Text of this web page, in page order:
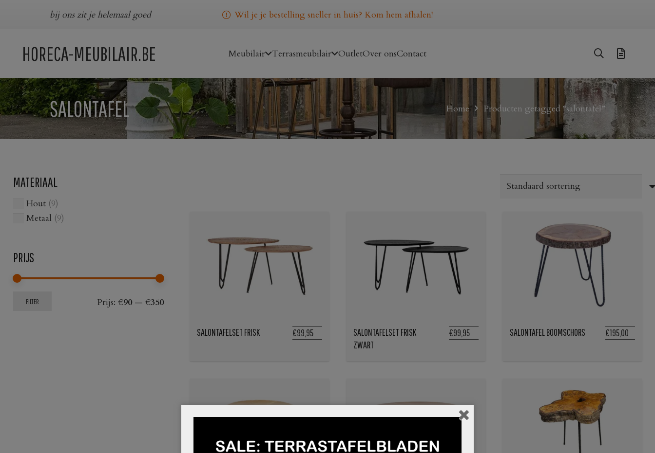
bij ons zit je helemaal goed Wil je je bestelling sneller in huis? Kom hem afhalen!
HORECA-MEUBILAIR.BE Meubilair Terrasmeubilair OutletOver onsContact
SALONTAFEL Home Producten getagged “salontafel”
MATERIAAL
Hout (9)
Metaal (9)
PRIJS
Min.
Max.
FILTER Prijs: €90— €350
SALONTAFELSET FRISK €99,95
SALONTAFELSET FRISK
ZWART
€99,95 SALONTAFEL BOOMSCHORS €195,00